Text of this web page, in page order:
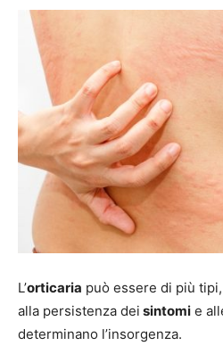
L’orticaria può essere di più
alla persistenza dei sintomi e
determinano l’insorgenza.